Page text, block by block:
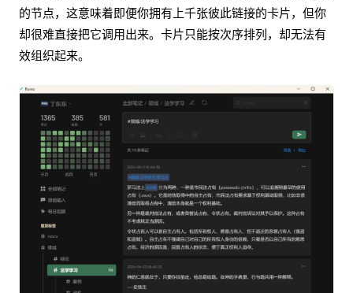
的节点，这意味着即便你拥有上千张彼此链接的卡片，但你
却很难直接把它调用出来。卡片只能按次序排列，却无法有
效组织起来。